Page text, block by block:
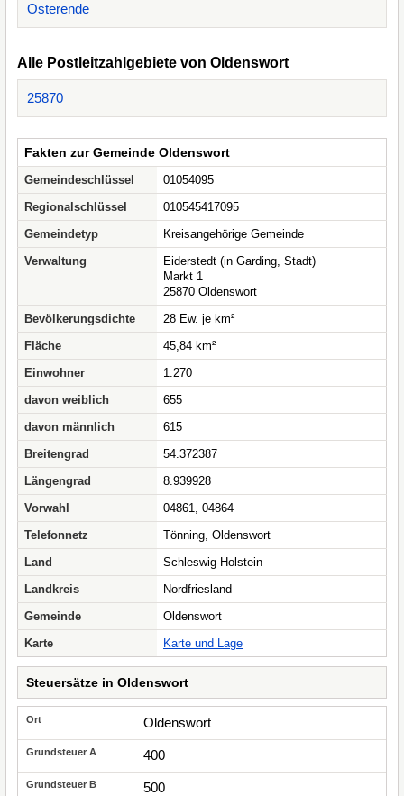
Osterende
Alle Postleitzahlgebiete von Oldenswort
25870
Fakten zur Gemeinde Oldenswort
Gemeindeschlüssel
01054095
Regionalschlüssel
010545417095
Gemeindetyp
Kreisangehörige Gemeinde
Verwaltung
Eiderstedt (in Garding, Stadt)
Markt 1
25870 Oldenswort
Bevölkerungsdichte
28 Ew. je km²
Fläche
45,84 km²
Einwohner
1.270
davon weiblich
655
davon männlich
615
Breitengrad
54.372387
Längengrad
8.939928
Vorwahl
04861, 04864
Telefonnetz
Tönning, Oldenswort
Land
Schleswig-Holstein
Landkreis
Nordfriesland
Gemeinde
Oldenswort
Karte
Karte und Lage
Steuersätze in Oldenswort
Oldenswort
400
500